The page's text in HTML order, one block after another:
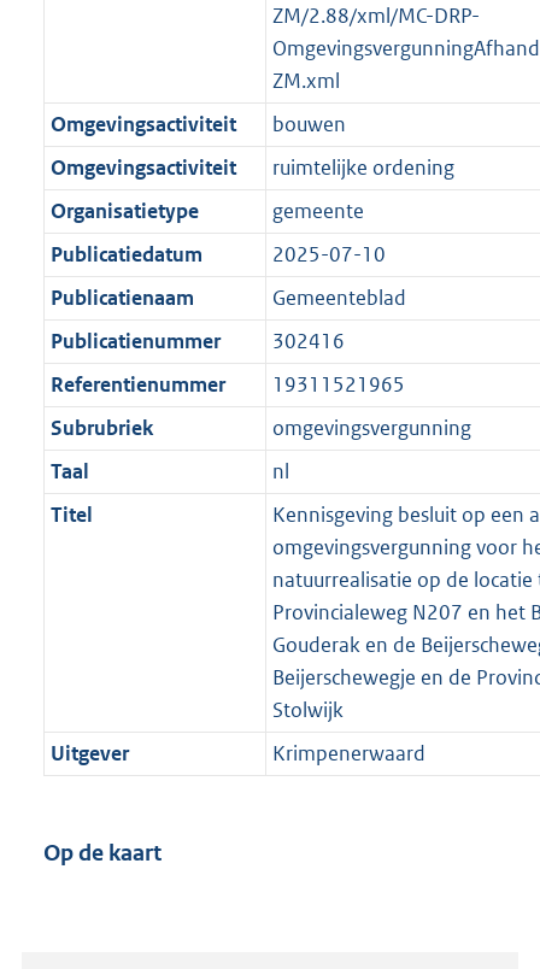
ZM/2.88/xml/MC-DRP-
ZM.xml
Omgevingsactiviteit
bouwen
Omgevingsactiviteit
ruimtelijke ordening
Organisatietype
gemeente
Publicatiedatum
2025-07-10
Publicatienaam
Gemeenteblad
Publicatienummer
302416
Referentienummer
19311521965
Subrubriek
omgevingsvergunning
Taal
nl
Titel
Kennisgeving besluit op een
omgevingsvergunning voor
natuurrealisatie op de locatie
Provincialeweg N207 en het
Gouderak en de
Beijerschewegje en de
Stolwijk
Uitgever
Krimpenerwaard
Op de kaart